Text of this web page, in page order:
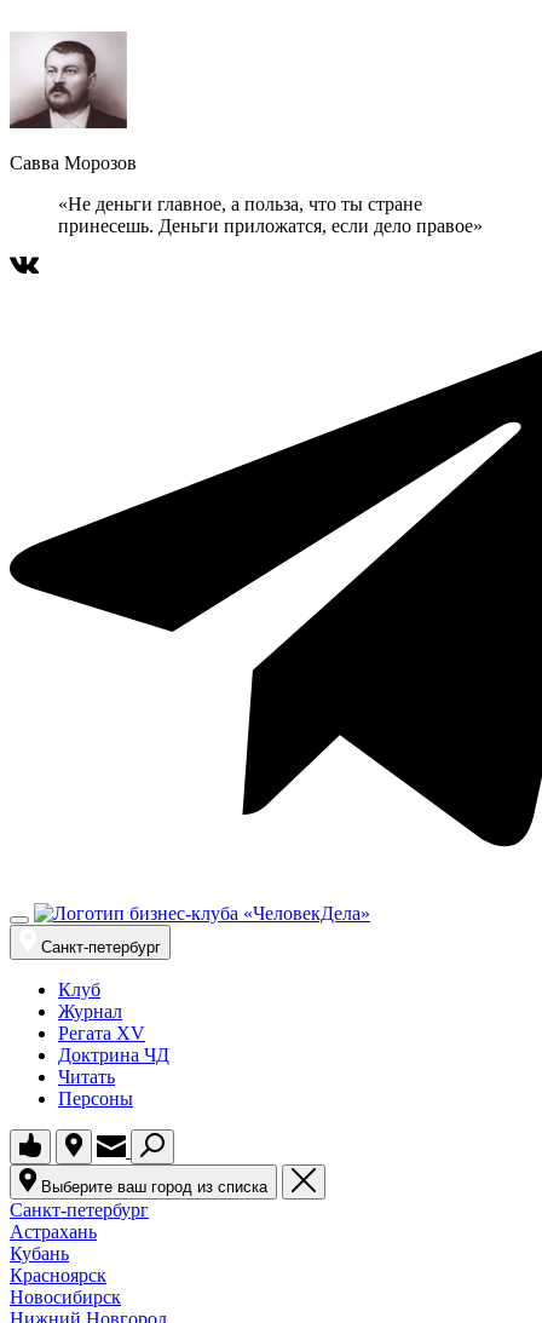
Савва Морозов
«Не деньги главное, а польза, что ты стране
принесешь. Деньги приложатся, если дело правое»
Санкт-петербург
Клуб
Журнал
Регата XV
Доктрина ЧД
Читать
Персоны
Выберите ваш город из списка
Санкт-петербург
Астрахань
Кубань
Красноярск
Новосибирск
Нижний Новгород